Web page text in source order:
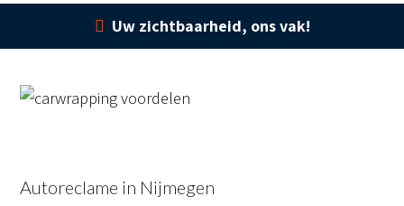
Uw zichtbaarheid, ons vak!
Autoreclame in Nijmegen